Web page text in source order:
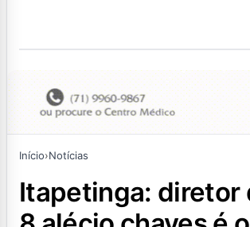
Início›Notícias
itapetinga: diretor do nte-